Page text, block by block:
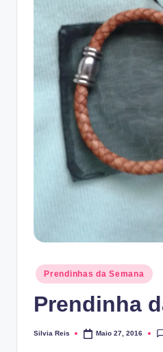
Posted
in
Prendinhas da Semana
Prendinha
Posted
Silvia Reis Maio 27, 2016